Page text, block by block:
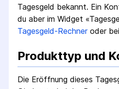
Tagesgeld bekannt. Ein
du aber im Widget
Tagesgeld-Rechneroder
Produkttyp und
Die Eröffnung dieses